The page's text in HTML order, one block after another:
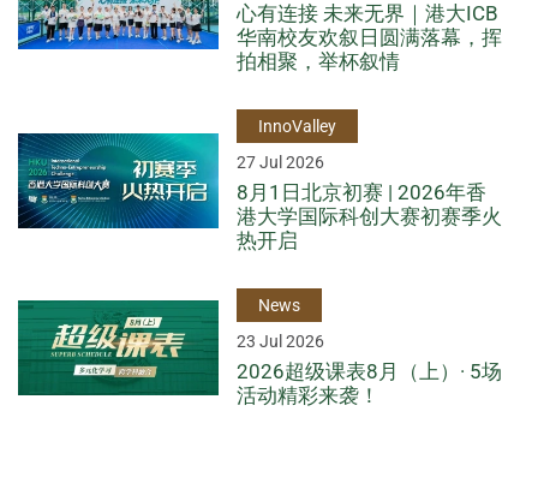
心有连接 未来无界｜港大ICB
华南校友欢叙日圆满落幕，挥
拍相聚，举杯叙情
InnoValley
27 Jul 2026
8月1日北京初赛 | 2026年香
港大学国际科创大赛初赛季火
热开启
News
23 Jul 2026
2026超级课表8月（上）· 5场
活动精彩来袭！